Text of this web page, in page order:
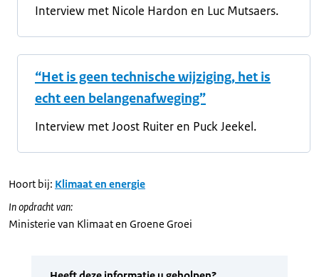
Interview met Nicole Hardon en Luc Mutsaers.
“Het is geen technische wijziging, het is
echt een belangenafweging”
Interview met Joost Ruiter en Puck Jeekel.
Hoort bij: Klimaat en energie
In opdracht van:
Ministerie van Klimaat en Groene Groei